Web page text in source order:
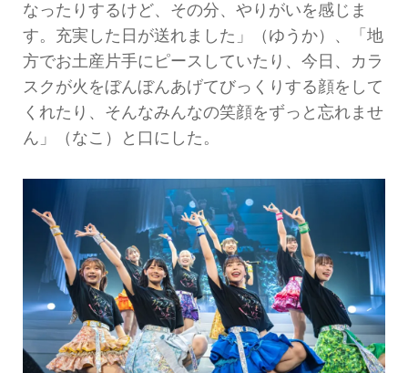
なったりするけど、その分、やりがいを感じま
す。充実した日が送れました」（ゆうか）、「地
方でお土産片手にピースしていたり、今日、カラ
スクが火をぼんぼんあげてびっくりする顔をして
くれたり、そんなみんなの笑顔をずっと忘れませ
ん」（なこ）と口にした。